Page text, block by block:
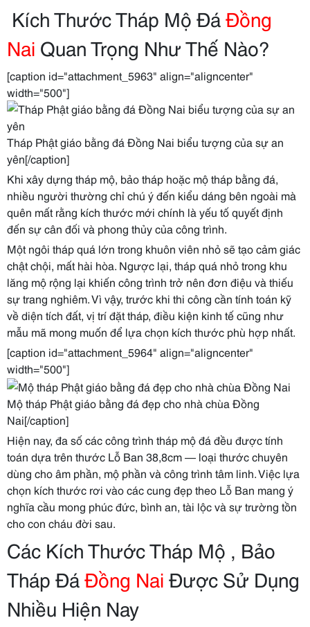
Kích Thước Tháp Mộ Đá Đồng
Nai Quan Trọng Như Thế Nào?
[caption id="attachment_5963" align="aligncenter"
width="500"]
Tháp Phật giáo bằng đá Đồng Nai biểu tượng của sự an
yên[/caption]
Khi xây dựng tháp mộ, bảo tháp hoặc mộ tháp bằng đá,
nhiều người thường chỉ chú ý đến kiểu dáng bên ngoài mà
quên mất rằng kích thước mới chính là yếu tố quyết định
đến sự cân đối và phong thủy của công trình.
Một ngôi tháp quá lớn trong khuôn viên nhỏ sẽ tạo cảm giác
chật chội, mất hài hòa. Ngược lại, tháp quá nhỏ trong khu
lăng mộ rộng lại khiến công trình trở nên đơn điệu và thiếu
sự trang nghiêm. Vì vậy, trước khi thi công cần tính toán kỹ
về diện tích đất, vị trí đặt tháp, điều kiện kinh tế cũng như
mẫu mã mong muốn để lựa chọn kích thước phù hợp nhất.
[caption id="attachment_5964" align="aligncenter"
width="500"]
Mộ tháp Phật giáo bằng đá đẹp cho nhà chùa Đồng
Nai[/caption]
Hiện nay, đa số các công trình tháp mộ đá đều được tính
toán dựa trên thước Lỗ Ban 38,8cm — loại thước chuyên
dùng cho âm phần, mộ phần và công trình tâm linh. Việc lựa
chọn kích thước rơi vào các cung đẹp theo Lỗ Ban mang ý
nghĩa cầu mong phúc đức, bình an, tài lộc và sự trường tồn
cho con cháu đời sau.
Các Kích Thước Tháp Mộ , Bảo
Tháp ĐáĐồng Nai Được Sử Dụng
Nhiều Hiện Nay